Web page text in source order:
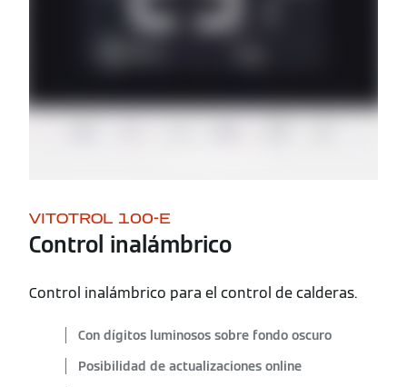
VITOTROL 100-E
Control inalámbrico
Control inalámbrico para el control de calderas.
Con dígitos luminosos sobre fondo oscuro
Posibilidad de actualizaciones online